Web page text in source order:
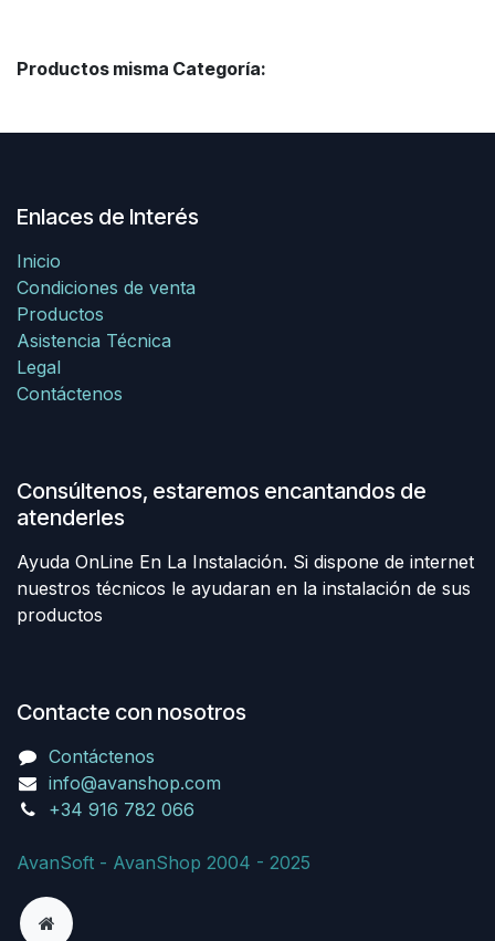
Productos misma Categoría:
Enlaces de Interés
Inicio
Condiciones de venta
Productos
Asistencia Técnica
Legal
Contáctenos
Consúltenos, estaremos encantandos de
atenderles
Ayuda OnLine En La Instalación. Si dispone de internet
nuestros técnicos le ayudaran en la instalación de sus
productos
Contacte con nosotros
Contáctenos
info@avanshop.com
+34 916 782 066
AvanSoft - AvanShop 2004 - 2025